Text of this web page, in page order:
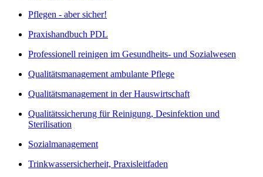
Pflegen - aber sicher!
Praxishandbuch PDL
Professionell reinigen im Gesundheits- und Sozialwesen
Qualitätsmanagement ambulante Pflege
Qualitätsmanagement in der Hauswirtschaft
Qualitätssicherung für Reinigung, Desinfektion und
Sterilisation
Sozialmanagement
Trinkwassersicherheit, Praxisleitfaden